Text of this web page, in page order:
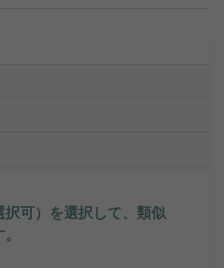
可）を選択して、類似